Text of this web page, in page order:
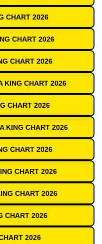
CHART 2026
CHART 2026
CHART 2026
KING CHART 2026
CHART 2026
KING CHART 2026
CHART 2026
CHART 2026
CHART 2026
CHART 2026
2026